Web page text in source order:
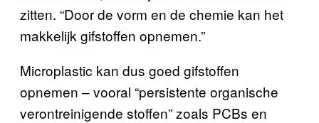
zitten. “Door de vorm en de chemie kan het
makkelijk gifstoffen opnemen.”
Microplastic kan dus goed gifstoffen
opnemen – vooral “persistente organische
verontreinigende stoffen” zoals PCBs en